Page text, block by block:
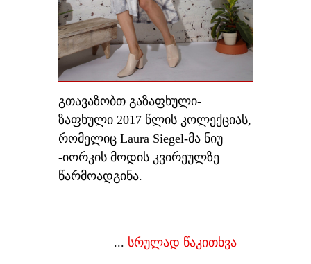
გთავაზობთ გაზაფხული-
ზაფხული 2017 წლის კოლექციას,
რომელიც Laura Siegel-მა ნიუ
-იორკის მოდის კვირეულზე
წარმოადგინა.
... სრულად წაკითხვა